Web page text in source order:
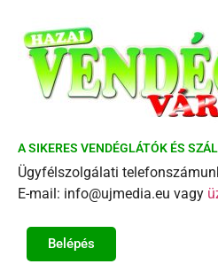
A SIKERES VENDÉGLÁTÓK ÉS
Ügyfélszolgálati
E-mail: info@ujmedia.eu vagy
Belépés